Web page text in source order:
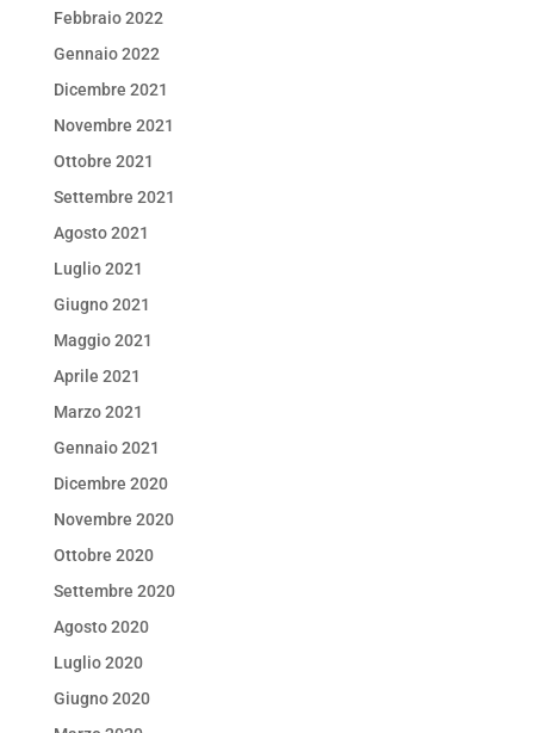
Febbraio 2022
Gennaio 2022
Dicembre 2021
Novembre 2021
Ottobre 2021
Settembre 2021
Agosto 2021
Luglio 2021
Giugno 2021
Maggio 2021
Aprile 2021
Marzo 2021
Gennaio 2021
Dicembre 2020
Novembre 2020
Ottobre 2020
Settembre 2020
Agosto 2020
Luglio 2020
Giugno 2020